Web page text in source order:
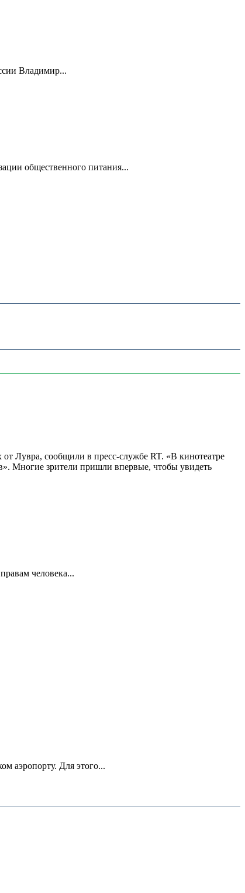
Владимир...
общественного питания...
Лувра, сообщили в пресс-службе RT. «В кинотеатре
Многие зрители пришли впервые, чтобы увидеть
человека...
аэропорту. Для этого...